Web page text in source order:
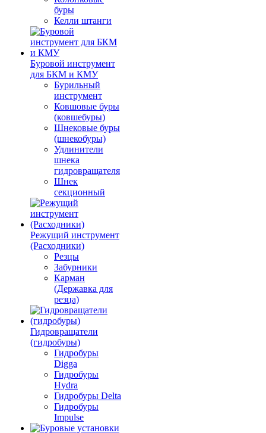
буры
Келли штанги
Буровой инструмент
для БКМ и КМУ
Бурильный
инструмент
Ковшовые буры
(ковшебуры)
Шнековые буры
(шнекобуры)
Удлинители
шнека
гидровращателя
Шнек
секционный
Режущий инструмент
(Расходники)
Резцы
Забурники
Карман
(Державка для
резца)
Гидровращатели
(гидробуры)
Гидробуры
Digga
Гидробуры
Hydra
Гидробуры Delta
Гидробуры
Impulse